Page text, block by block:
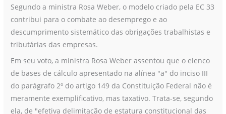
Segundo a ministra Rosa Weber, o modelo criado pela EC 33
contribui para o combate ao desemprego e ao
descumprimento sistemático das obrigações trabalhistas e
tributárias das empresas.
Em seu voto, a ministra Rosa Weber assentou que o elenco
de bases de cálculo apresentado na alínea "a" do inciso III
do parágrafo 2º do artigo 149 da Constituição Federal não é
meramente exemplificativo, mas taxativo. Trata-se, segundo
ela, de "efetiva delimitação de estatura constitucional das